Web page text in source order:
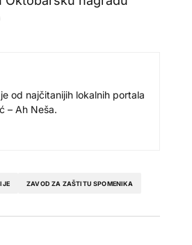
od najčitanijih lokalnih portala
– Ah Neša.
ZAVOD ZA ZAŠTITU SPOMENIKA